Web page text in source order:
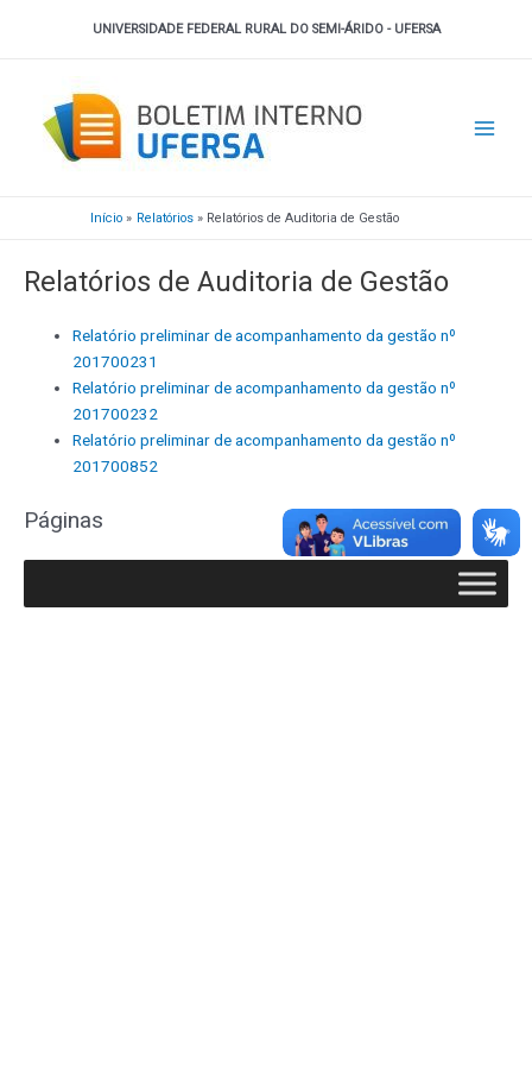
UNIVERSIDADE FEDERAL RURAL DO SEMI-ÁRIDO - UFERSA
Menu
Início Relatórios Relatórios de Auditoria de Gestão
Relatórios de Auditoria de Gestão
Relatório preliminar de acompanhamento da gestão nº
201700231
Relatório preliminar de acompanhamento da gestão nº
201700232
Relatório preliminar de acompanhamento da gestão nº
201700852
Páginas